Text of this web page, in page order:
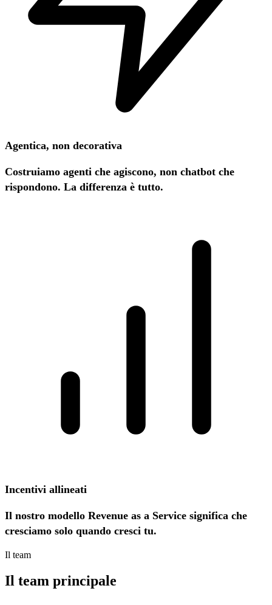
Agentica, non decorativa
Costruiamo agenti che agiscono, non chatbot che
rispondono. La differenza è tutto.
Incentivi allineati
Il nostro modello Revenue as a Service significa che
cresciamo solo quando cresci tu.
Il team
Il team principale